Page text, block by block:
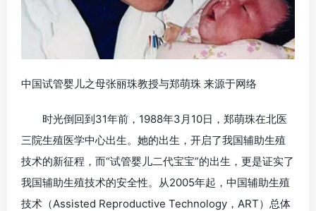
中国试管婴儿之母张丽珠教授与郑萌珠 来源于网络
时光倒回到31年前，1988年3月10日，郑萌珠在北医
三院生殖医学中心出生。她的出生，开启了我国辅助生殖
技术的新征程，而“试管婴儿二代宝宝”的出生，更是证实了
我国辅助生殖技术的安全性。从2005年起，中国辅助生殖
技术（Assisted Reproductive Technology，ART）总体